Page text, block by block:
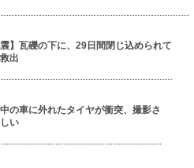
震】瓦礫の下に、29日間閉じ込められて
出
の車に外れたタイヤが衝突、撮影さ
い